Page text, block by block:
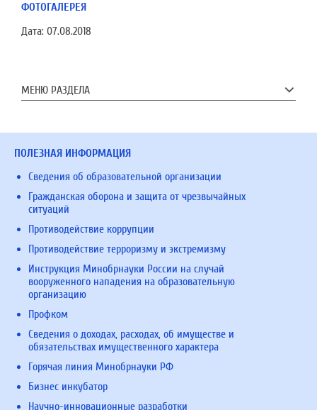
ФОТОГАЛЕРЕЯ
Дата: 07.08.2018
МЕНЮ РАЗДЕЛА
ПОЛЕЗНАЯ ИНФОРМАЦИЯ
Сведения об образовательной организации
Гражданская оборона и защита от чрезвычайных
ситуаций
Противодействие коррупции
Противодействие терроризму и экстремизму
Инструкция Минобрнауки России на случай
вооруженного нападения на образовательную
организацию
Профком
Сведения о доходах, расходах, об имуществе и
обязательствах имущественного характера
Горячая линия Минобрнауки РФ
Бизнес инкубатор
Научно-инновационные разработки